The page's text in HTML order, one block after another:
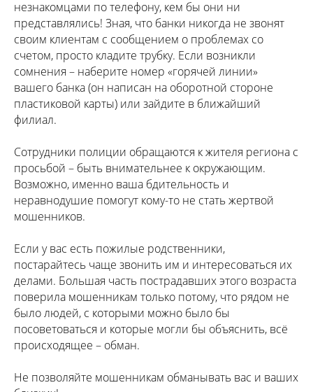
незнакомцами по телефону, кем бы они ни
представлялись! Зная, что банки никогда не звонят
своим клиентам с сообщением о проблемах со
счетом, просто кладите трубку. Если возникли
сомнения – наберите номер «горячей линии»
вашего банка (он написан на оборотной стороне
пластиковой карты) или зайдите в ближайший
филиал.
Сотрудники полиции обращаются к жителя региона с
просьбой – быть внимательнее к окружающим.
Возможно, именно ваша бдительность и
неравнодушие помогут кому-то не стать жертвой
мошенников.
Если у вас есть пожилые родственники,
постарайтесь чаще звонить им и интересоваться их
делами. Большая часть пострадавших этого возраста
поверила мошенникам только потому, что рядом не
было людей, с которыми можно было бы
посоветоваться и которые могли бы объяснить, всё
происходящее – обман.
Не позволяйте мошенникам обманывать вас и ваших